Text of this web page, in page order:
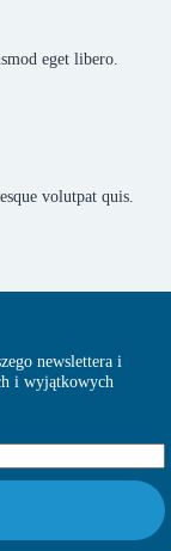
eget libero.
volutpat quis.
newslettera i
i wyjątkowych